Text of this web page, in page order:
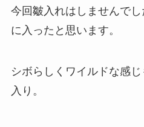
今回皺入れはしませんで
に入ったと思います。
シボらしくワイルドな感
入り。